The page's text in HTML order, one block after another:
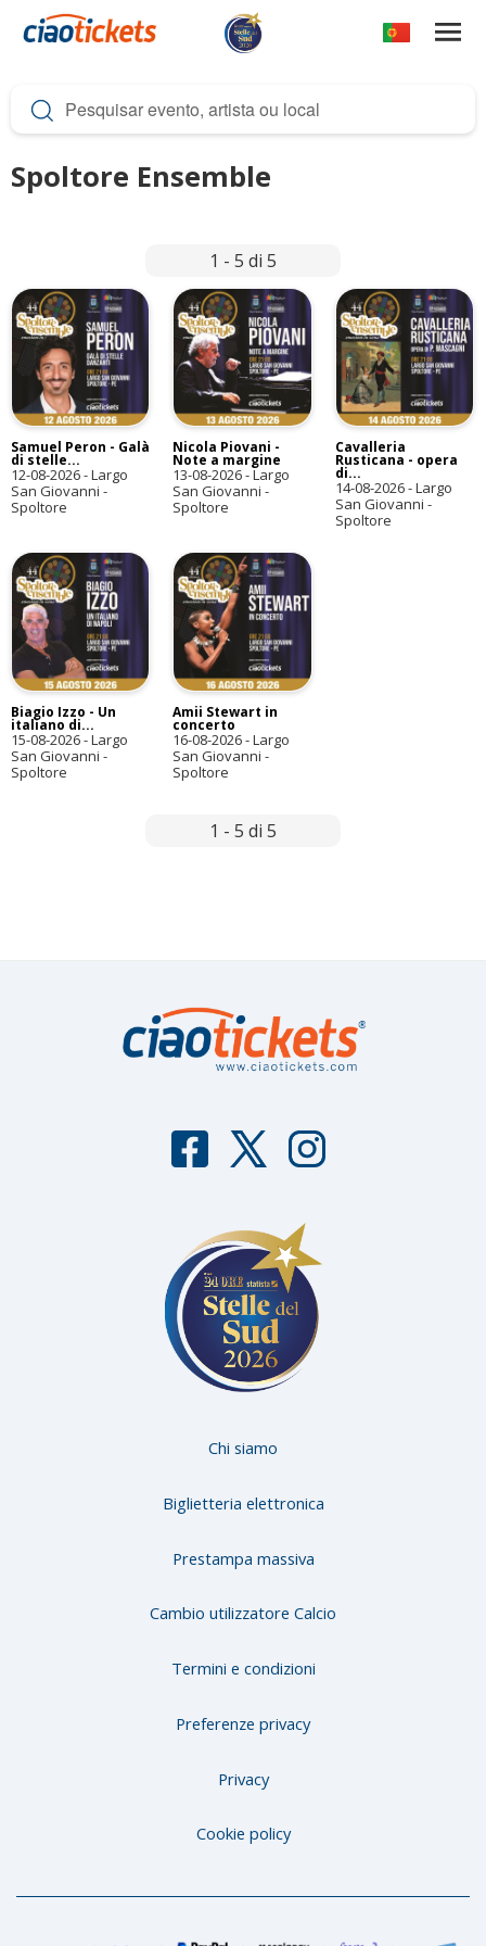
o
c
k
e
t
s
Spoltore Ensemble
1 - 5 di 5
Samuel Peron - Galà
di stelle...
12-08-2026-Largo
San Giovanni -
Spoltore
Nicola Piovani -
Note a margine
13-08-2026-Largo
San Giovanni -
Spoltore
Cavalleria
Rusticana - opera
di...
14-08-2026-Largo
San Giovanni -
Spoltore
Biagio Izzo - Un
italiano di...
15-08-2026-Largo
San Giovanni -
Spoltore
Amii Stewart in
concerto
16-08-2026-Largo
San Giovanni -
Spoltore
1 - 5 di 5
ram
Chi siamo
Biglietteria elettronica
Prestampa massiva
Cambio utilizzatore Calcio
Termini e condizioni
Preferenze privacy
Privacy
Cookie policy